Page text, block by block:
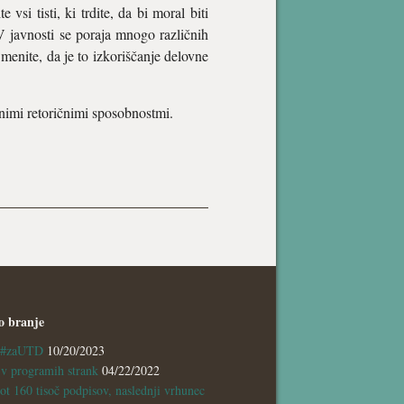
vsi tisti, ki trdite, da bi moral biti
se poraja mnogo različnih
da je to izkoriščanje delovne
retoričnimi sposobnostmi.
branje
10/20/2023
programih strank 04/22/2022
160 tisoč podpisov, naslednji vrhunec